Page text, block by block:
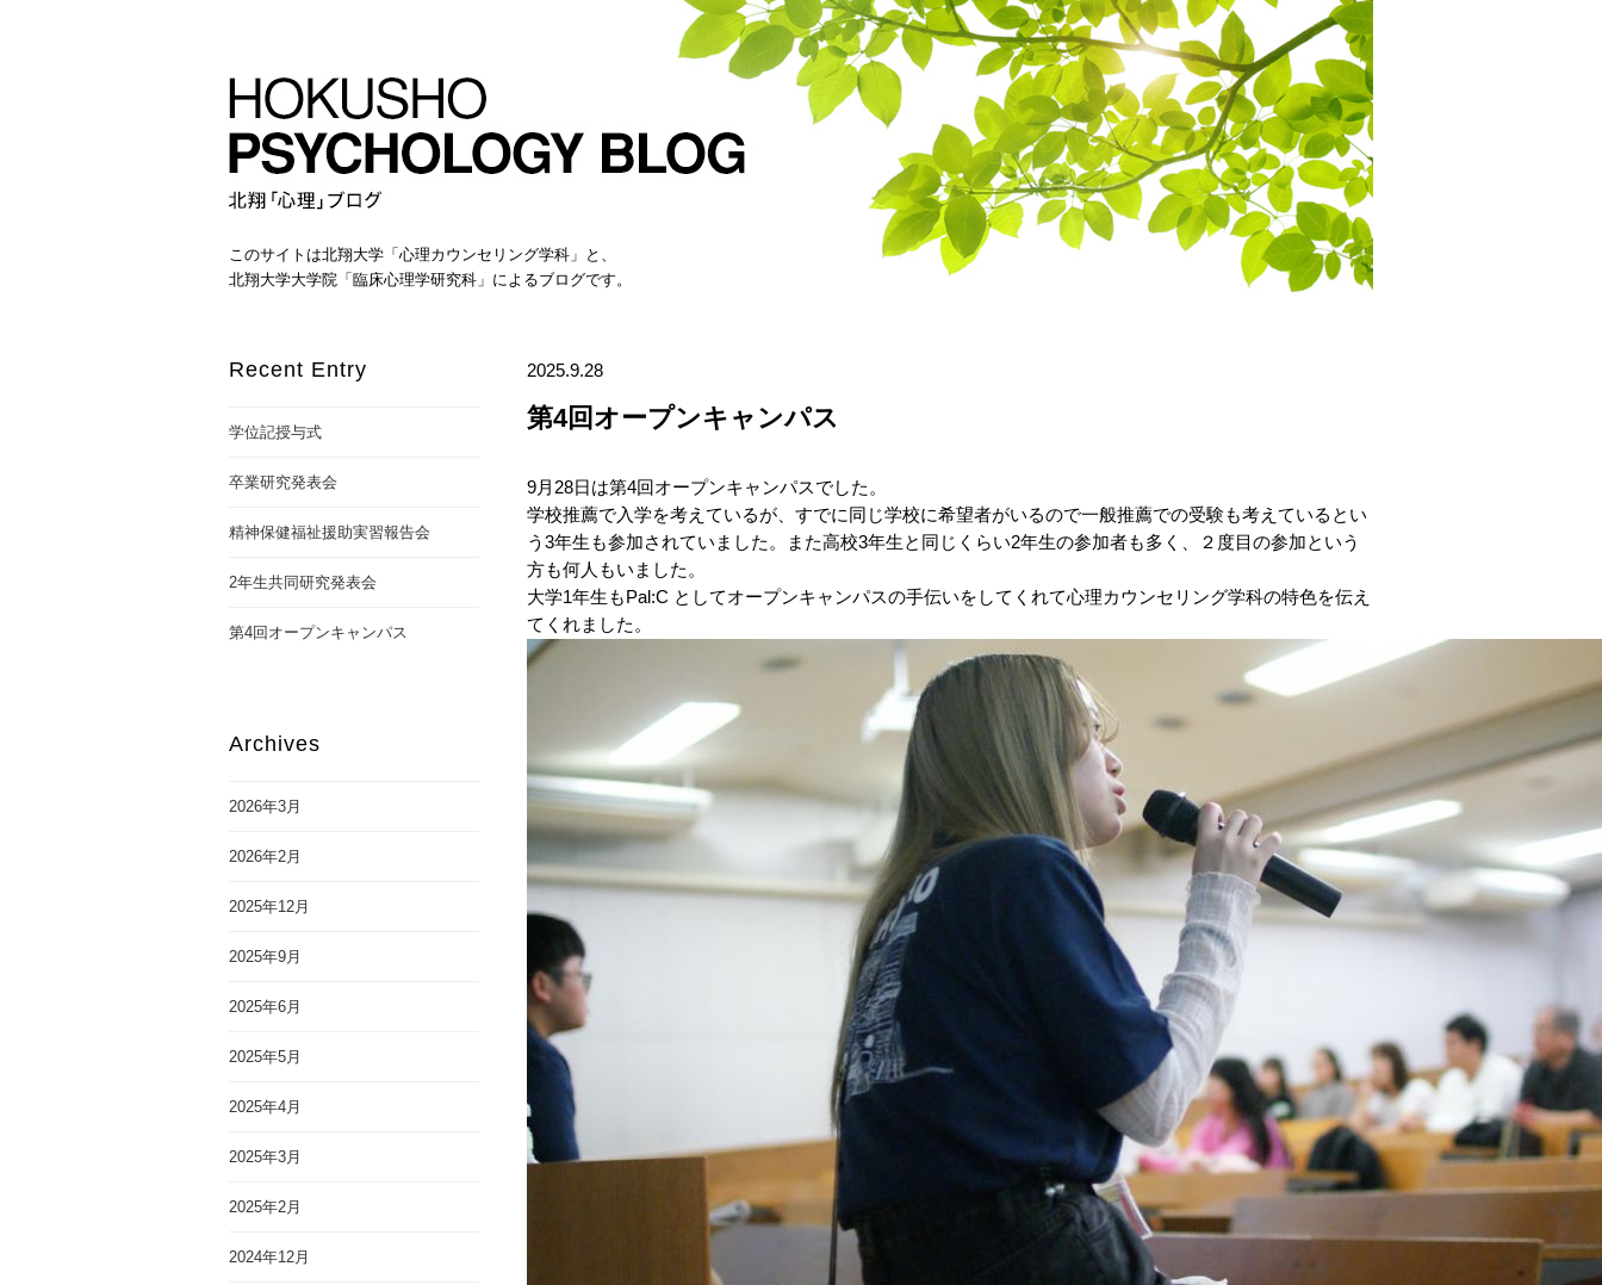
このサイトは北翔大学「心理カウンセリング学科」と、
北翔大学大学院「臨床心理学研究科」によるブログです。
Recent Entry
学位記授与式
卒業研究発表会
精神保健福祉援助実習報告会
2年生共同研究発表会
第4回オープンキャンパス
Archives
2026年3月
2026年2月
2025年12月
2025年9月
2025年6月
2025年5月
2025年4月
2025年3月
2025年2月
2024年12月
2025.9.28
第4回オープンキャンパス
9月28日は第4回オープンキャンパスでした。
学校推薦で入学を考えているが、すでに同じ学校に希望者がいるので一般推薦での受験も考えているとい
う3年生も参加されていました。また高校3年生と同じくらい2年生の参加者も多く、２度目の参加という
方も何人もいました。
大学1年生もPal:C としてオープンキャンパスの手伝いをしてくれて心理カウンセリング学科の特色を伝え
てくれました。